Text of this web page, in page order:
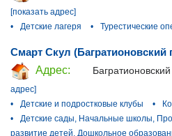
[показать адрес]
•
Детские лагеря • Турестические
Смарт Скул (Багратионовский
Адрес:
адрес]
•
Детские и подростковые клубы •
•
Детские сады, Начальные школы,
развитие детей, Дошкольное